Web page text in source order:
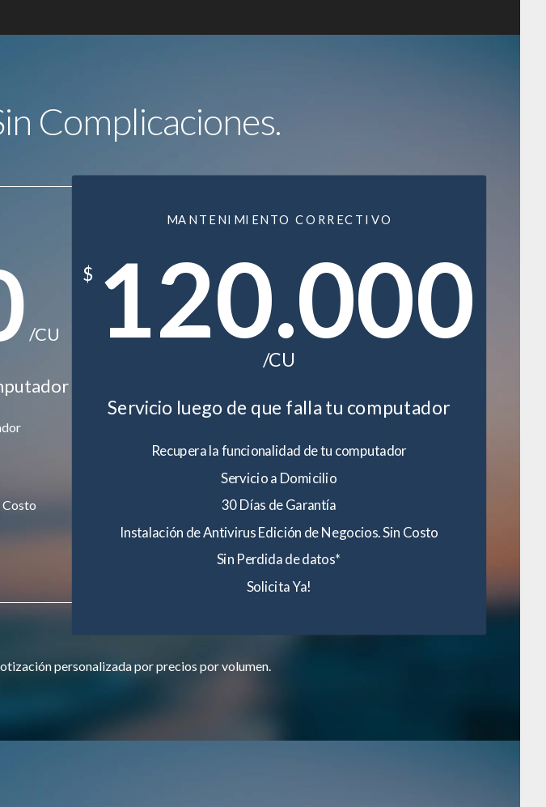
Complicaciones.
/CU
Costo
MANTENIMIENTO CORRECTIVO
$ 120.000
/CU
Servicio luego de que falla tu computador
Recupera la funcionalidad de tu computador
Servicio a Domicilio
30 Días de Garantía
Instalación de Antivirus Edición de Negocios. Sin Costo
Sin Perdida de datos*
Solicita Ya!
personalizada por precios por volumen.